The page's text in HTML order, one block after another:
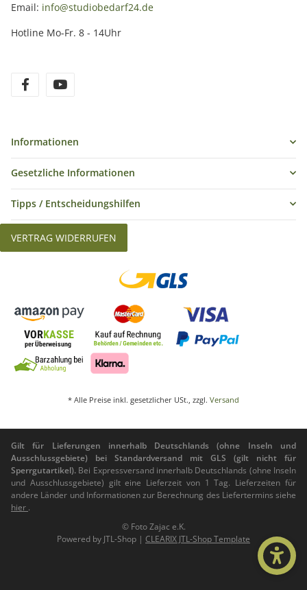
Email: info@studiobedarf24.de
Hotline Mo-Fr. 8 - 14Uhr
Informationen
Gesetzliche Informationen
Tipps / Entscheidungshilfen
VERTRAG WIDERRUFEN
* Alle Preise inkl. gesetzlicher USt., zzgl. Versand
Gilt für Lieferungen innerhalb Deutschlands (ohne Inseln und
Ausschlussgebiete) bei Standardversand mit GLS (gilt nicht für
Sperrgutartikel). Bei Expressversand innerhalb Deutschlands (ohne Inseln
und Ausschlussgebiete) gilt eine Lieferzeit von 1 Tag. Lieferzeiten für
andere Länder und Informationen zur Berechnung des Liefertermins siehe
hier .
© Foto Zajac e.K.
Powered by JTL-Shop | CLEARIX JTL-Shop Template